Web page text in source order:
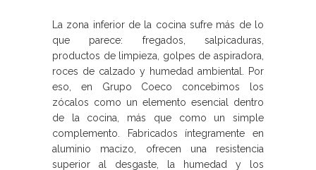
La zona inferior de la cocina sufre más de lo
que parece: fregados, salpicaduras,
productos de limpieza, golpes de aspiradora,
roces de calzado y humedad ambiental. Por
eso, en Grupo Coeco concebimos los
zócalos como un elemento esencial dentro
de la cocina, más que como un simple
complemento. Fabricados íntegramente en
aluminio macizo, ofrecen una resistencia
superior al desgaste, la humedad y los